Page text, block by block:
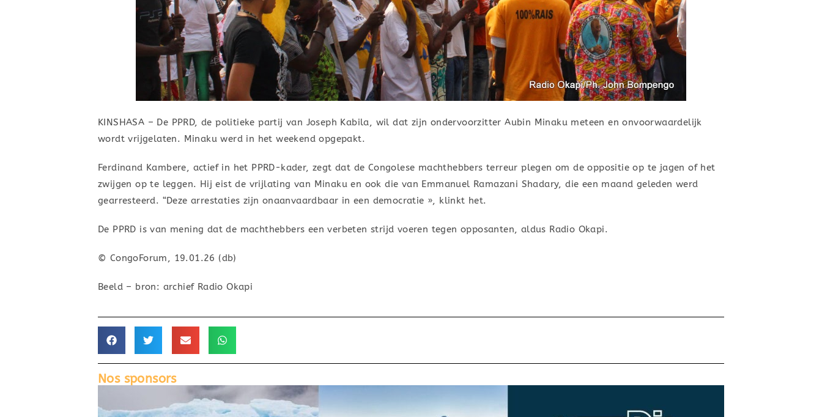
KINSHASA – De PPRD, de politieke partij van Joseph Kabila, wil dat zijn ondervoorzitter Aubin Minaku meteen en onvoorwaardelijk
wordt vrijgelaten. Minaku werd in het weekend opgepakt.
Ferdinand Kambere, actief in het PPRD-kader, zegt dat de Congolese machthebbers terreur plegen om de oppositie op te jagen of het
zwijgen op te leggen. Hij eist de vrijlating van Minaku en ook die van Emmanuel Ramazani Shadary, die een maand geleden werd
gearresteerd. “Deze arrestaties zijn onaanvaardbaar in een democratie », klinkt het.
De PPRD is van mening dat de machthebbers een verbeten strijd voeren tegen opposanten, aldus Radio Okapi.
© CongoForum, 19.01.26 (db)
Beeld – bron: archief Radio Okapi
Nos sponsors